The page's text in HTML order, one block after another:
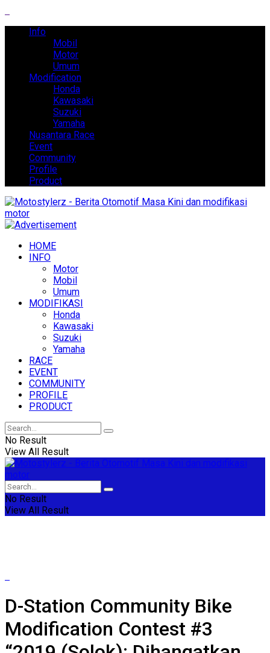
Info
Mobil
Motor
Umum
Modification
Honda
Kawasaki
Suzuki
Yamaha
Nusantara Race
Event
Community
Profile
Product
HOME
INFO
Motor
Mobil
Umum
MODIFIKASI
Honda
Kawasaki
Suzuki
Yamaha
RACE
EVENT
COMMUNITY
PROFILE
PRODUCT
No Result
View All Result
No Result
View All Result
D-Station Community Bike
Modification Contest #3